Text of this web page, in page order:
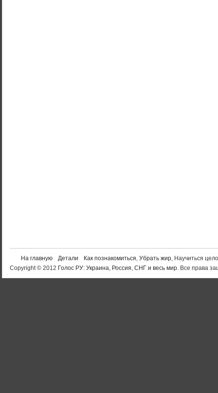
На главную Детали Как познакомиться, Убрать жир, Научиться
Copyright © 2012 Голос РУ: Украина, Россия, СНГ и весь мир. Все права